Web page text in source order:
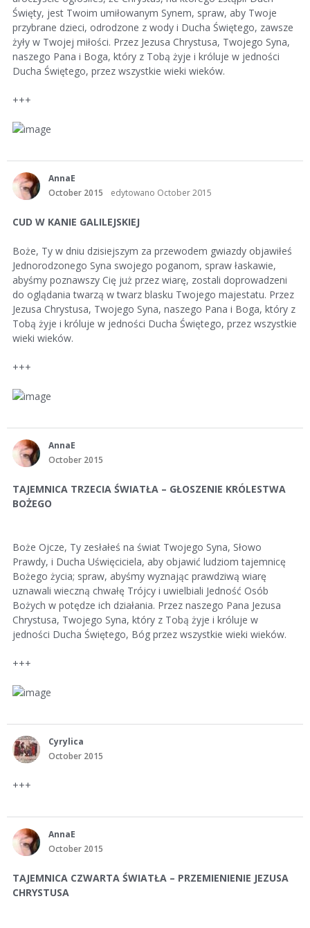
Święty, jest Twoim umiłowanym Synem, spraw, aby Twoje
przybrane dzieci, odrodzone z wody i Ducha Świętego, zawsze
żyły w Twojej miłości. Przez Jezusa Chrystusa, Twojego Syna,
naszego Pana i Boga, który z Tobą żyje i króluje w jedności
Ducha Świętego, przez wszystkie wieki wieków.
+++
AnnaE
October 2015
edytowano October 2015
CUD W KANIE GALILEJSKIEJ
Boże, Ty w dniu dzisiejszym za przewodem gwiazdy objawiłeś
Jednorodzonego Syna swojego poganom, spraw łaskawie,
abyśmy poznawszy Cię już przez wiarę, zostali doprowadzeni
do oglądania twarzą w twarz blasku Twojego majestatu. Przez
Jezusa Chrystusa, Twojego Syna, naszego Pana i Boga, który z
Tobą żyje i króluje w jedności Ducha Świętego, przez wszystkie
wieki wieków.
+++
AnnaE
October 2015
TAJEMNICA TRZECIA ŚWIATŁA – GŁOSZENIE KRÓLESTWA
BOŻEGO
Boże Ojcze, Ty zesłałeś na świat Twojego Syna, Słowo
Prawdy, i Ducha Uświęciciela, aby objawić ludziom tajemnicę
Bożego życia; spraw, abyśmy wyznając prawdziwą wiarę
uznawali wieczną chwałę Trójcy i uwielbiali Jedność Osób
Bożych w potędze ich działania. Przez naszego Pana Jezusa
Chrystusa, Twojego Syna, który z Tobą żyje i króluje w
jedności Ducha Świętego, Bóg przez wszystkie wieki wieków.
+++
Cyrylica
October 2015
+++
AnnaE
October 2015
TAJEMNICA CZWARTA ŚWIATŁA – PRZEMIENIENIE JEZUSA
CHRYSTUSA